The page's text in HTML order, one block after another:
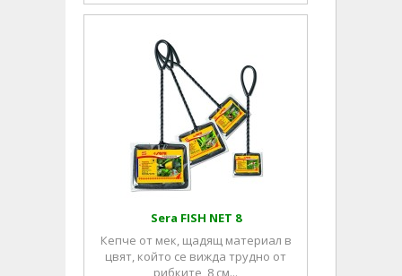
Sera FISH NET 8
Кепче от мек, щадящ материал в
цвят, който се вижда трудно от
рибките, 8 см...